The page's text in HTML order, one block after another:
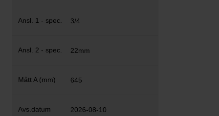
3/4
22mm
645
2026-08-10